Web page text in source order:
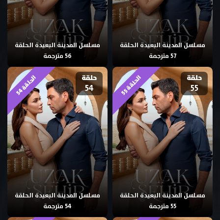
مسلسل المدينة البعيدة الحلقة
57 مترجمة
مسلسل المدينة البعيدة الحلقة
56 مترجمة
حلقة
55 ا
ل
ح
ل
ق
ة
5
5
مسلسل المدينة البعيدة الحلقة
55 مترجمة
حلقة
54 ا
ل
ح
ل
ق
ة
5
4
مسلسل المدينة البعيدة الحلقة
54 مترجمة